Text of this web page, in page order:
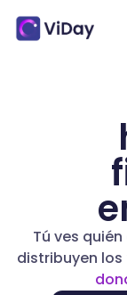
Tú ves
distribuyen los